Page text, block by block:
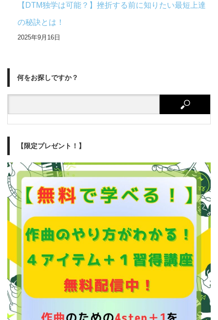
【DTM独学は可能？】挫折する前に知りたい最短上達
の秘訣とは！
2025年9月16日
何をお探しですか？
【限定プレゼント！】